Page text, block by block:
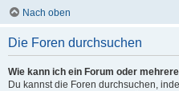
Nach oben
Die Foren durchsuchen
Wie kann ich ein Forum oder
Du kannst die Foren durchsuchen,